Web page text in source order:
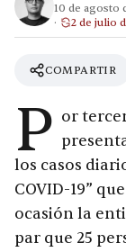
10 de agosto
2 de julio
COMPARTIR
P or
los casos
COVID-19”
ocasión la
par que 25